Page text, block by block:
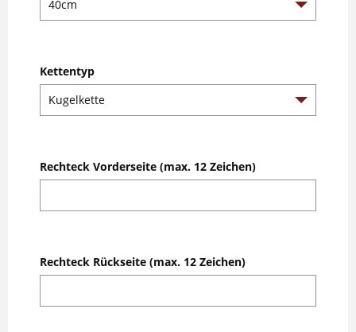
Kettentyp
Rechteck Vorderseite (max. 12 Zeichen)
Rechteck Rückseite (max. 12 Zeichen)